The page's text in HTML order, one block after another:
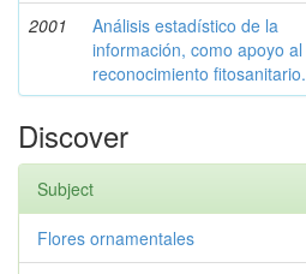
2001
Análisis estadístico de la
información, como apoyo al
reconocimiento fitosanitario.
Discover
Subject
Flores ornamentales